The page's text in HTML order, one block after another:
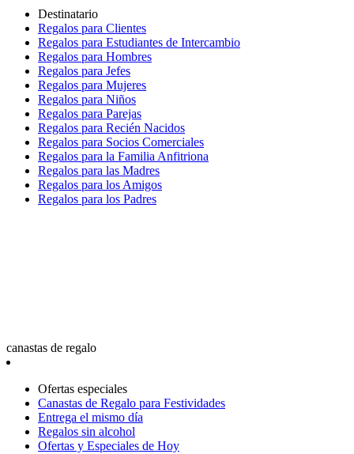
Destinatario
Regalos para Clientes
Regalos para Estudiantes de Intercambio
Regalos para Hombres
Regalos para Jefes
Regalos para Mujeres
Regalos para Niños
Regalos para Parejas
Regalos para Recién Nacidos
Regalos para Socios Comerciales
Regalos para la Familia Anfitriona
Regalos para las Madres
Regalos para los Amigos
Regalos para los Padres
canastas de regalo
Ofertas especiales
Canastas de Regalo para Festividades
Entrega el mismo día
Regalos sin alcohol
Ofertas y Especiales de Hoy